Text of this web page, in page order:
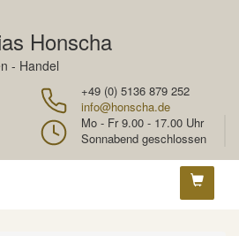
Honscha
- Handel
+49 (0) 5136 879 252
info@honscha.de
Mo - Fr 9.00 - 17.00 Uhr
Sonnabend geschlossen